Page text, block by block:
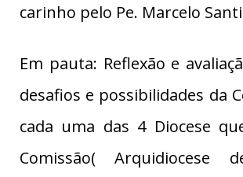
carinho pelo Pe. Marcelo
Em pauta: Reflexão e
desafios e possibilidades da
cada uma das 4 Diocese
Comissão( Arquidiocese